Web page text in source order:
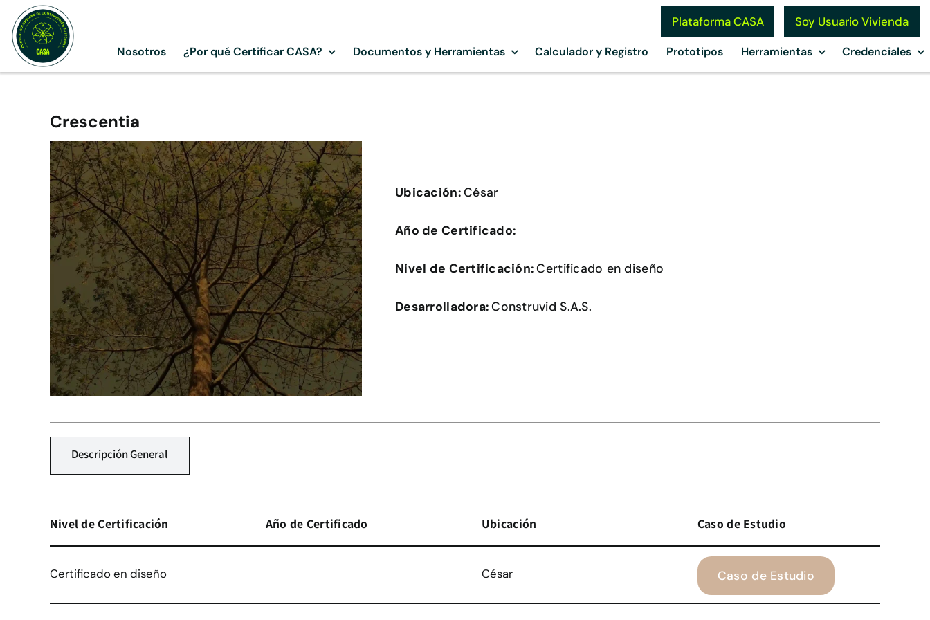
content
Plataforma CASA Soy Usuario Vivienda
Nosotros ¿Por qué Certificar CASA? Documentos y Herramientas Calculador y Registro Prototipos Herramientas Credenciales
Crescentia
Ubicación:César
Año de Certificado:
Nivel de Certificación:Certificado en diseño
Desarrolladora:Construvid S.A.S.
Descripción General
Nivel de Certificación Año de Certificado Ubicación Caso de Estudio
Certificado en diseño César Caso de Estudio